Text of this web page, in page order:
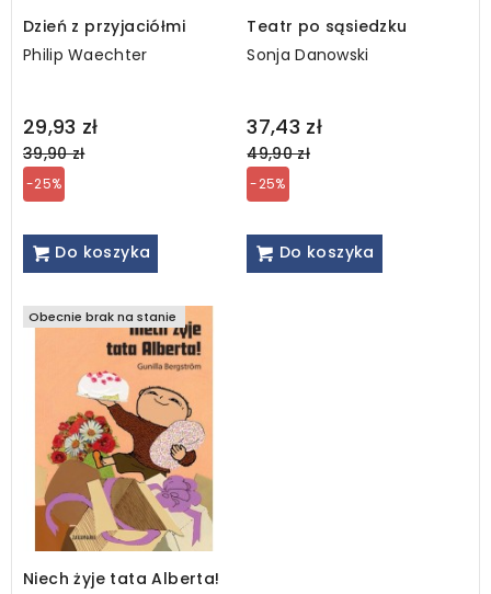
Dzień z przyjaciółmi
Philip Waechter
29,93 zł
Regular
price
39,90 zł
-25%
Do koszyka
Teatr po sąsiedzku
Sonja Danowski
37,43 zł
Regular
price
49,90 zł
-25%
Do koszyka
Obecnie brak na stanie
Niech żyje tata Alberta!